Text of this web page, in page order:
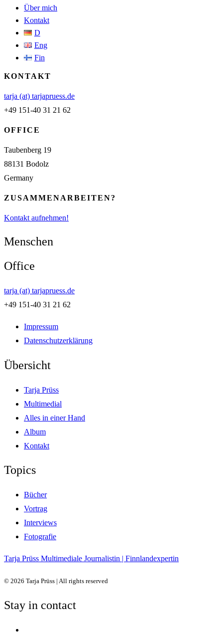
Über mich
Kontakt
D
Eng
Fin
KONTAKT
tarja (at) tarjapruess.de
+49 151-40 31 21 62
OFFICE
Taubenberg 19
88131 Bodolz
Germany
ZUSAMMENARBEITEN?
Kontakt aufnehmen!
Menschen
Office
tarja (at) tarjapruess.de
+49 151-40 31 21 62
Impressum
Datenschutzerklärung
Übersicht
Tarja Prüss
Multimedial
Alles in einer Hand
Album
Kontakt
Topics
Bücher
Vortrag
Interviews
Fotografie
Tarja Prüss Multimediale Journalistin | Finnlandexpertin
© 2026 Tarja Prüss | All rights reserved
Stay in contact